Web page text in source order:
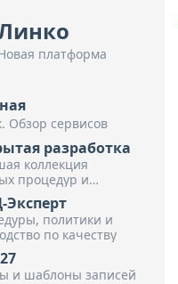
платформа
Обзор сервисов
разработка
коллекция
процедур и
Эксперт
политики и
по качеству
и шаблоны записей